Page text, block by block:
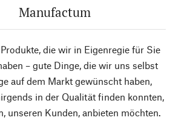
Manufactum
die wir in Eigenregie für Sie
– gute Dinge, die wir uns selbst
auf dem Markt gewünscht haben,
in der Qualität finden konnten,
unseren Kunden, anbieten möchten.